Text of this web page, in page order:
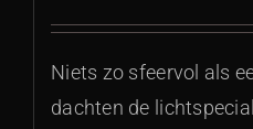
Niets zo sfeervol als
dachten de